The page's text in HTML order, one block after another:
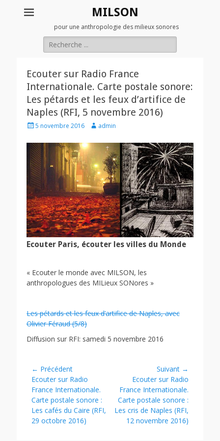
MILSON
pour une anthropologie des milieux sonores
Rechercher :
Ecouter sur Radio France
Internationale. Carte postale sonore:
Les pétards et les feux d’artifice de
Naples (RFI, 5 novembre 2016)
Posted
5 novembre 2016 Authoradmin
Ecouter Paris, écouter les villes du Monde
« Ecouter le monde avec MILSON, les
anthropologues des MILieux SONores »
Les pétards et les feux d’artifice de Naples, avec
Olivier Féraud (5/8)
Diffusion sur RFI: samedi 5 novembre 2016
Navigation
de
l’article
← Précédent
Article
précédent :
Ecouter sur Radio
France Internationale.
Carte postale sonore :
Les cafés du Caire (RFI,
29 octobre 2016)
Suivant →
suivant :
Ecouter sur Radio
France Internationale.
Carte postale sonore :
Les cris de Naples (RFI,
12 novembre 2016)